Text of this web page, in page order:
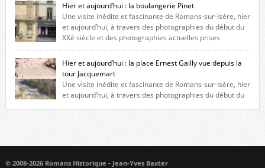
Hier et aujourd’hui : la boulangerie Pinet
Une visite inédite et fascinante de Romans-sur-Isère, hier
et aujourd’hui, à travers des photographies du début du
XXè siècle et des photographies actuelles prises
exactement dans le même cadre ! A l’angle de la place Jean Jaurès et de
l’avenue Victor Hugo (à côté d’Intermarché), à Romans. La boulangerie
Jules Pinet est inscrite dans le […]
Hier et aujourd’hui : la place Ernest Gailly vue depuis la
tour Jacquemart
Une visite inédite et fascinante de Romans-sur-Isère, hier
et aujourd’hui, à travers des photographies du début du
© 2008-2026 Romans Historique - Jean-Yves Baxter